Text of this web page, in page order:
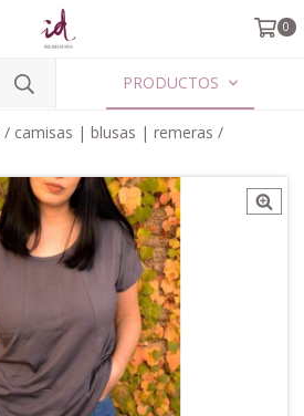
0
PRODUCTOS
/ camisas | blusas | remeras /